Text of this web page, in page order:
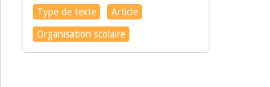
Type de texte
Article
Organisation scolaire